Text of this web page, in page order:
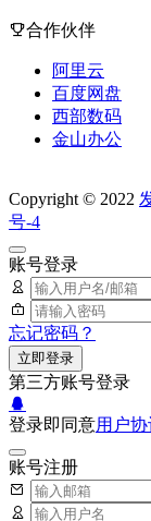
合作伙伴
阿里云
百度网盘
西部数码
金山办公
Copyright © 2022
号-4
账号登录
忘记密码？
立即登录
第三方账号登录
登录即同意用户协
账号注册